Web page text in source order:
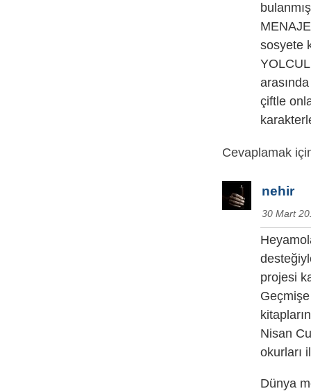
sosyete
çiftle
Cevaplamak
nehir
30 Mart
projesi
Nisan
okurları
Dünya